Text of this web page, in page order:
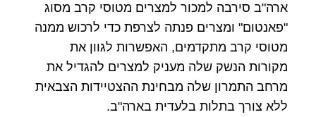
ארה"ב סירבה למכור למצרים מטוסי קרב מסוג
"פאנטום" ומצרים פנתה לצרפת כדי לרכוש ממנה
מטוסי קרב מתקדמים, האפשרות לגוון את
מקורות הנשק שלה מעניק למצרים להגדיל את
מרחב התמרון שלה מבחינת ההצטיידות הצבאית
ללא צורך בתלות בלעדית בארה"ב.